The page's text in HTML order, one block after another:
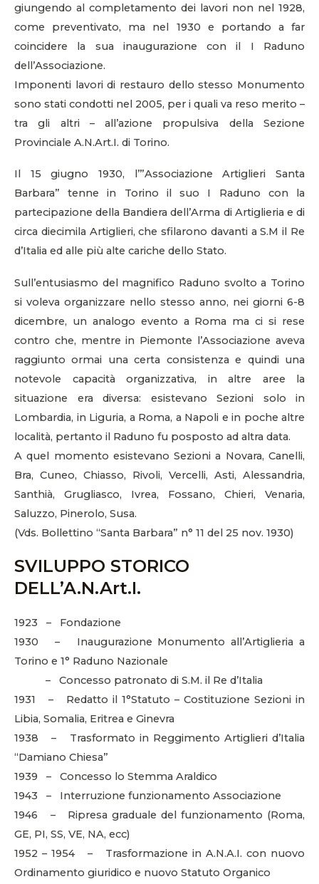
giungendo al completamento dei lavori non nel 1928,
come preventivato, ma nel 1930 e portando a far
coincidere la sua inaugurazione con il I Raduno
dell’Associazione.
Imponenti lavori di restauro dello stesso Monumento
sono stati condotti nel 2005, per i quali va reso merito –
tra gli altri – all’azione propulsiva della Sezione
Provinciale A.N.Art.I. di Torino.
Il 15 giugno 1930, l’”Associazione Artiglieri Santa
Barbara” tenne in Torino il suo I Raduno con la
partecipazione della Bandiera dell’Arma di Artiglieria e di
circa diecimila Artiglieri, che sfilarono davanti a S.M il Re
d’Italia ed alle più alte cariche dello Stato.
Sull’entusiasmo del magnifico Raduno svolto a Torino
si voleva organizzare nello stesso anno, nei giorni 6-8
dicembre, un analogo evento a Roma ma ci si rese
contro che, mentre in Piemonte l’Associazione aveva
raggiunto ormai una certa consistenza e quindi una
notevole capacità organizzativa, in altre aree la
situazione era diversa: esistevano Sezioni solo in
Lombardia, in Liguria, a Roma, a Napoli e in poche altre
località, pertanto il Raduno fu posposto ad altra data.
A quel momento esistevano Sezioni a Novara, Canelli,
Bra, Cuneo, Chiasso, Rivoli, Vercelli, Asti, Alessandria,
Santhià, Grugliasco, Ivrea, Fossano, Chieri, Venaria,
Saluzzo, Pinerolo, Susa.
(Vds. Bollettino “Santa Barbara” n° 11 del 25 nov. 1930)
SVILUPPO STORICO
DELL’A.N.Art.I.
1923 – Fondazione
1930 – Inaugurazione Monumento all’Artiglieria a
Torino e 1° Raduno Nazionale
– Concesso patronato di S.M. il Re d’Italia
1931 – Redatto il 1°Statuto – Costituzione Sezioni in
Libia, Somalia, Eritrea e Ginevra
1938 – Trasformato in Reggimento Artiglieri d’Italia
“Damiano Chiesa”
1939 – Concesso lo Stemma Araldico
1943 – Interruzione funzionamento Associazione
1946 – Ripresa graduale del funzionamento (Roma,
GE, PI, SS, VE, NA, ecc)
1952 – 1954 – Trasformazione in A.N.A.I. con nuovo
Ordinamento giuridico e nuovo Statuto Organico